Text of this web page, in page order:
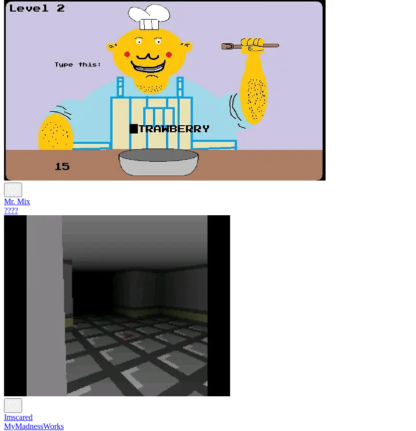
Mr. Mix
????
Imscared
MyMadnessWorks